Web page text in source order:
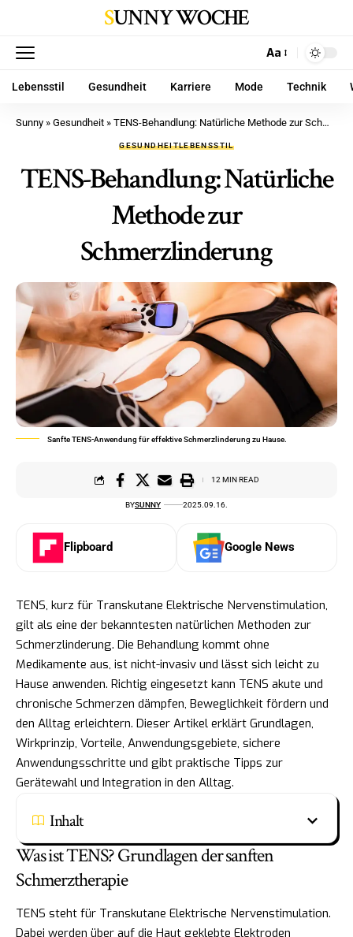
SUNNY WOCHE
Aa
Lebensstil Gesundheit Karriere Mode Technik
Sunny » Gesundheit » TENS-Behandlung: Natürliche Methode zur Schmerzlinderung
GESUNDHEITLEBENSSTIL
TENS-Behandlung: Natürliche
Methode zur
Schmerzlinderung
Sanfte TENS-Anwendung für effektive Schmerzlinderung zu Hause.
BYSUNNY 2025.09.16.
12 MIN READ
Flipboard Google News
TENS, kurz für Transkutane Elektrische Nervenstimulation,
gilt als eine der bekanntesten natürlichen Methoden zur
Schmerzlinderung. Die Behandlung kommt ohne
Medikamente aus, ist nicht-invasiv und lässt sich leicht zu
Hause anwenden. Richtig eingesetzt kann TENS akute und
chronische Schmerzen dämpfen, Beweglichkeit fördern und
den Alltag erleichtern. Dieser Artikel erklärt Grundlagen,
Wirkprinzip, Vorteile, Anwendungsgebiete, sichere
Anwendungsschritte und gibt praktische Tipps zur
Gerätewahl und Integration in den Alltag.
Inhalt
Was ist TENS? Grundlagen der sanften
Schmerztherapie
TENS steht für Transkutane Elektrische Nervenstimulation.
Dabei werden über auf die Haut geklebte Elektroden